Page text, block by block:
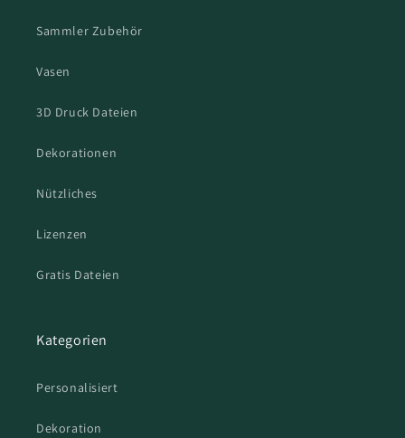
Sammler Zubehör
Vasen
3D Druck Dateien
Dekorationen
Nützliches
Lizenzen
Gratis Dateien
Kategorien
Personalisiert
Dekoration